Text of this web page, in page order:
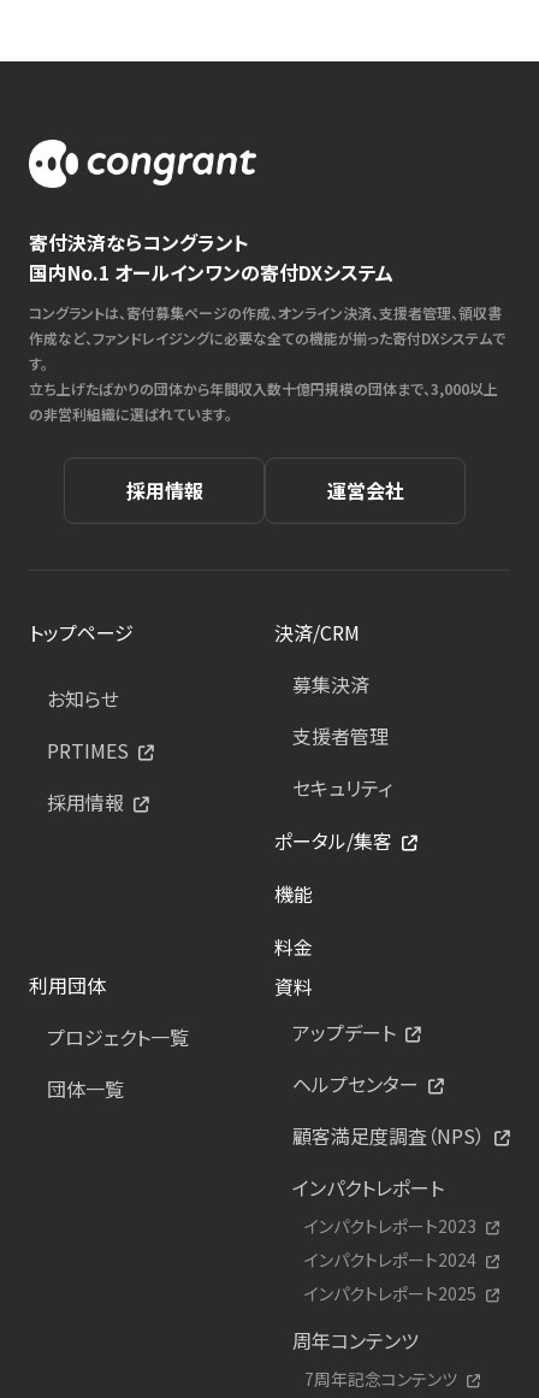
寄付決済ならコングラント
国内No.1 オールインワンの寄付DXシステム
コングラントは、寄付募集ページの作成、オンライン決済、支援者管理、領収書
作成など、ファンドレイジングに必要な全ての機能が揃った寄付DXシステムで
す。
立ち上げたばかりの団体から年間収入数十億円規模の団体まで、3,000以上
の非営利組織に選ばれています。
採用情報 運営会社
トップページ
お知らせ
PRTIMES
採用情報
決済/CRM
募集決済
支援者管理
セキュリティ
ポータル/集客
機能
料金
利用団体
プロジェクト一覧
団体一覧
資料
アップデート
ヘルプセンター
顧客満足度調査（NPS）
インパクトレポート
インパクトレポート2023
インパクトレポート2024
インパクトレポート2025
周年コンテンツ
7周年記念コンテンツ